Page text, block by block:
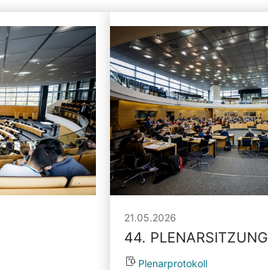
21.05.2026
44. PLENARSITZUNG
Plenarprotokoll